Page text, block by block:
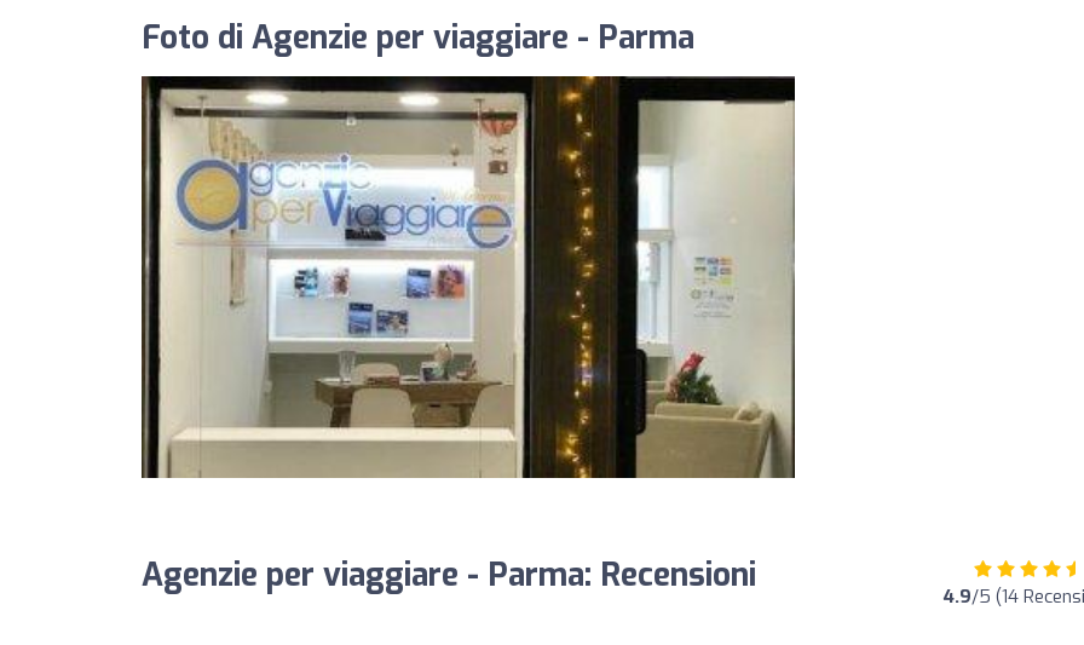
Foto di Agenzie per viaggiare - Parma
Agenzie per viaggiare - Parma: Recensioni 4.9/5 (14